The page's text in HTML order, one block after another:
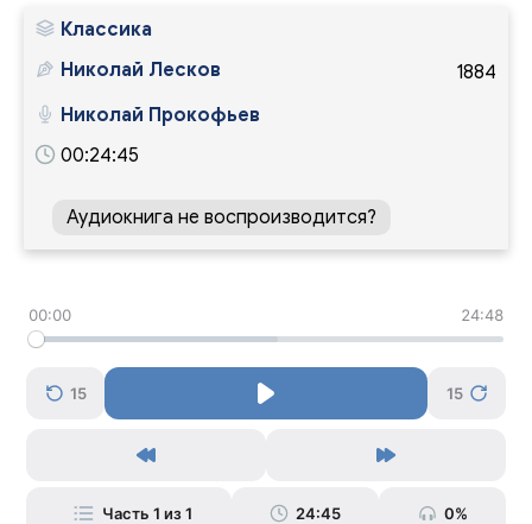
Классика
1884
Николай Лесков
Николай Прокофьев
00:24:45
Аудиокнига не воспроизводится?
00:00 24:48
15 15
Часть 1 из 1 24:45 0%